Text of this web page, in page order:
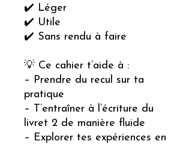
✔️ Léger
✔️ Utile
✔️ Sans rendu à faire
💡 Ce cahier t’aide à :
– Prendre du recul sur ta
pratique
– T’entraîner à l’écriture du
livret 2 de manière fluide
– Explorer tes expériences en